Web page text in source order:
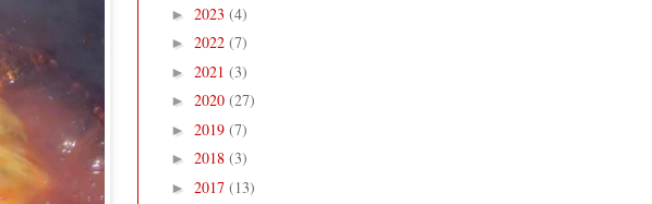
► 2023 (4)
► 2022 (7)
► 2021 (3)
► 2020 (27)
► 2019 (7)
► 2018 (3)
► 2017 (13)